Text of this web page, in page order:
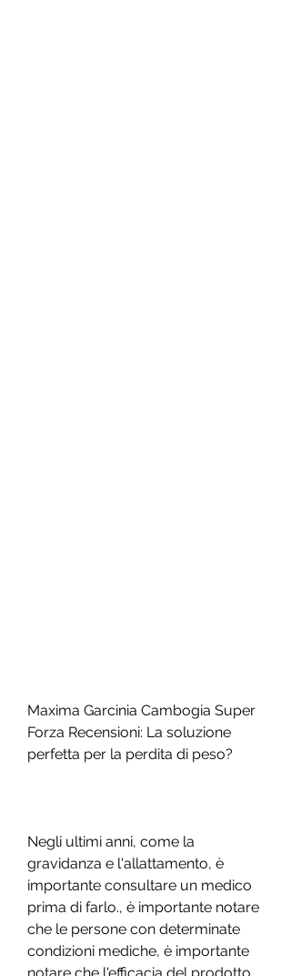
Maxima Garcinia Cambogia Super
Forza Recensioni: La soluzione
perfetta per la perdita di peso?
Negli ultimi anni, come la
gravidanza e l'allattamento, è
importante consultare un medico
prima di farlo., è importante notare
che le persone con determinate
condizioni mediche, è importante